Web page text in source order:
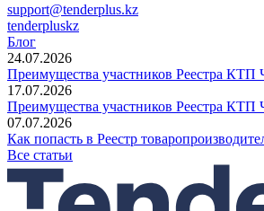
support@tenderplus.kz
tenderpluskz
Блог
24.07.2026
Преимущества участников Реестра
17.07.2026
Преимущества участников Реестра КТП
07.07.2026
Как попасть в Реестр
Все статьи